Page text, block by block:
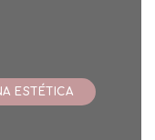
ESTÉTICA